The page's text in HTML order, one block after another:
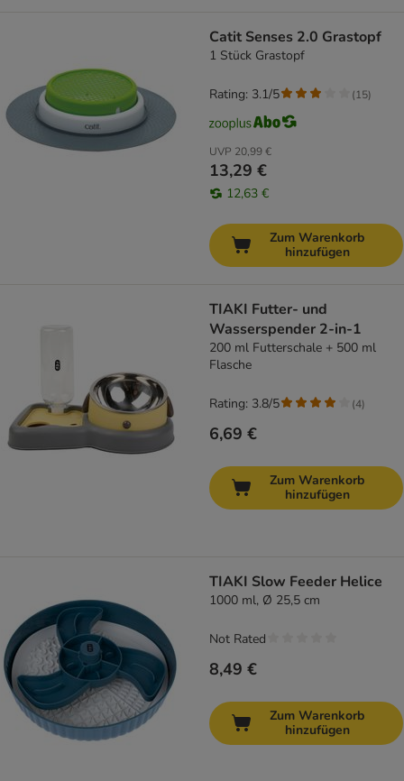
Catit Senses 2.0 Grastopf
1 Stück Grastopf
UVP 20,99 €
13,29 €
12,63 €
Rating: 3.1/5 (15)
Zum Warenkorb
hinzufügen
TIAKI Futter- und
Wasserspender 2-in-1
200 ml Futterschale + 500 ml
Flasche
6,69 €
Rating: 3.8/5 (4)
Zum Warenkorb
hinzufügen
TIAKI Slow Feeder Helice
1000 ml, Ø 25,5 cm
8,49 €
Not Rated
Zum Warenkorb
hinzufügen